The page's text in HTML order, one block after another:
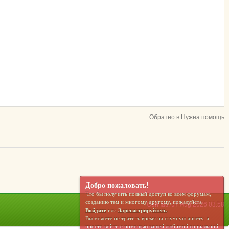
Обратно в Нужна помощь
Сейчас: 07 Aug 2026 03:58
Добро пожаловать!
Что бы получить полный доступ ко всем форумам,
созданию тем и многому другому, пожалуйста
Войдите или Зарегистрируйтесь.
Вы можете не тратить время на скучную анкету, а
просто войти с помощью вашей любимой социальной